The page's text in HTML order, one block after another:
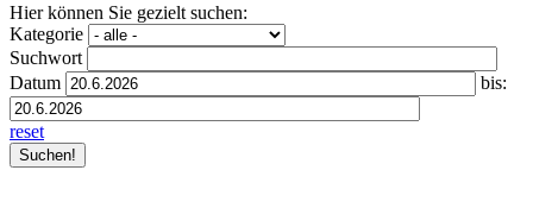
Hier können Sie gezielt suchen:
Kategorie
Suchwort
Datum
bis:
reset